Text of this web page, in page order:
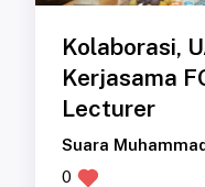
Kolaborasi,
Kerjasama
Lecturer
Suara
0